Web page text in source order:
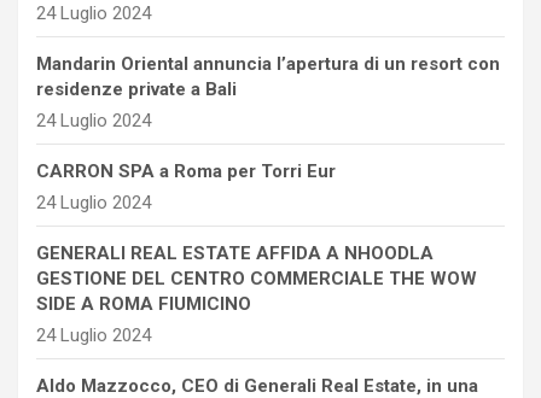
24 Luglio 2024
Mandarin Oriental annuncia l’apertura di un resort con
residenze private a Bali
24 Luglio 2024
CARRON SPA a Roma per Torri Eur
24 Luglio 2024
GENERALI REAL ESTATE AFFIDA A NHOODLA
GESTIONE DEL CENTRO COMMERCIALE THE WOW
SIDE A ROMA FIUMICINO
24 Luglio 2024
Aldo Mazzocco, CEO di Generali Real Estate, in una